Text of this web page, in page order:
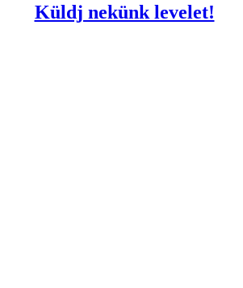
Küldj nekünk levelet!